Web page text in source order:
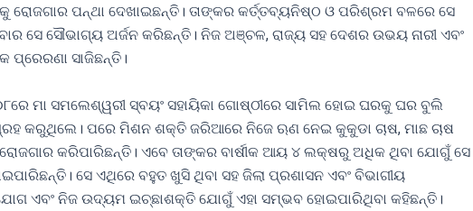
ରୋଜଗାର ପନ୍ଥା ଦେଖାଇଛନ୍ତି। ତାଙ୍କର କର୍ତ୍ତବ୍ୟନିଷ୍ଠ ଓ ପରିଶ୍ରମ ବଳରେ ସେ
ସେ ସୌଭାଗ୍ୟ ଅର୍ଜନ କରିଛନ୍ତି। ନିଜ ଅଞ୍ଚଳ, ରାଜ୍ୟ ସହ ଦେଶର ଉଭୟ ନାରୀ ଏବଂ
ସାଜିଛନ୍ତି।
ମା ସମଲେଶ୍ୱରୀ ସ୍ବୟଂ ସହାୟିକା ଗୋଷ୍ଠୀରେ ସାମିଲ ହୋଇ ଘରକୁ ଘର ବୁଲି
କରୁଥିଲେ। ପରେ ମିଶନ ଶକ୍ତି ଜରିଆରେ ନିଜେ ଋଣ ନେଇ କୁକୁଡା ଚାଷ, ମାଛ ଚାଷ
କରିପାରିଛନ୍ତି। ଏବେ ତାଙ୍କର ବାର୍ଷୀକ ଆୟ ୪ ଲକ୍ଷରୁ ଅଧିକ ଥିବା ଯୋଗୁଁ ସେ
ସେ ଏଥିରେ ବହୁତ ଖୁସି ଥିବା ସହ ଜିଲା ପ୍ରଶାସନ ଏବଂ ବିଭାଗୀୟ
ଏବଂ ନିଜ ଉଦ୍ୟମ ଇଚ୍ଛାଶକ୍ତି ଯୋଗୁଁ ଏହା ସମ୍ଭବ ହୋଇପାରିଥିବା କହିଛନ୍ତି।